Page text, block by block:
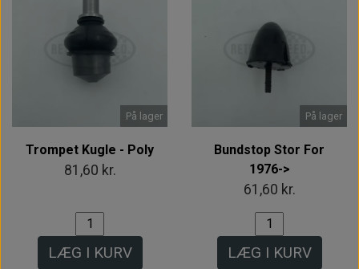
På lager
Trompet Kugle - Poly
81,60 kr.
LÆG I KURV
På lager
Bundstop Stor For
1976->
61,60 kr.
LÆG I KURV